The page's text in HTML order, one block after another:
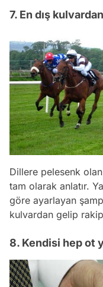
7. En dış
Dillere pelesenk
tam olarak anlatır.
göre ayarlayan
kulvardan gelip
8. Kendisi hep ot